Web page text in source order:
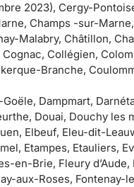
2023), Cergy-
Champs -sur-
Malabry, Châtillon,
Collégien,
Branche,
Dampmart,
Douai, Douchy les
Elbeuf, Eleu-dit-
Etampes, Etauliers,
en-Brie, Fleury
aux-Roses,